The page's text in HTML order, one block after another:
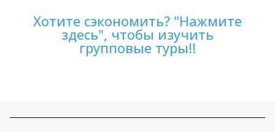
Хотите сэкономить? "Нажмите
здесь", чтобы изучить
групповые туры!!